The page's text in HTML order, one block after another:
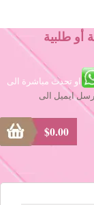
طلبية
او تحدث مباشرة الى
ايميل الى
$0.00